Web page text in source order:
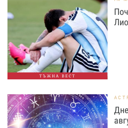
ТЪЖНА ВЕСТ